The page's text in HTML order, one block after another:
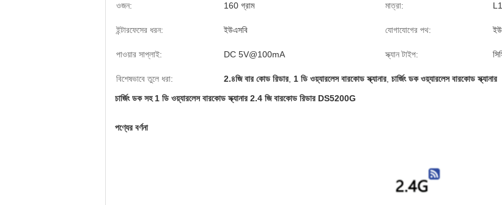
ওজন:
160 গ্রাম মাত্রা:
ইন্টারফেসের ধরন: ইউএসবি যোগাযোগের পথ:
পাওয়ার সাপ্লাই: DC 5V@100mA স্ক্যান টাইপ:
বিশেষভাবে তুলে ধরা: 2.৪জি বার কোড রিডার 1 ডি ওয়্যারলেস বারকোড স্ক্যানার চার্জিং ডক ওয়্যারলেস বারকোড স্ক্যানার
চার্জিং ডক সহ 1 ডি ওয়্যারলেস বারকোড স্ক্যানার 2.4 জি বারকোড রিডার DS5200G
পণ্যের বর্ণনা